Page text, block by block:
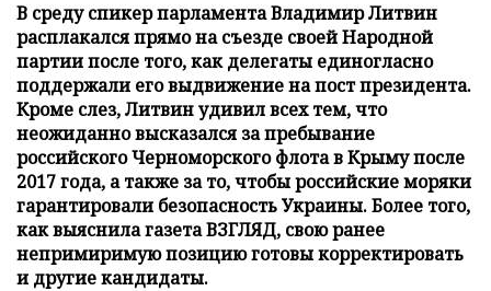
В среду спикер парламента Владимир Литвин
расплакался прямо на съезде своей Народной
партии после того, как делегаты единогласно
поддержали его выдвижение на пост президента.
Кроме слез, Литвин удивил всех тем, что
неожиданно высказался за пребывание
российского Черноморского флота в Крыму после
2017 года, а также за то, чтобы российские моряки
гарантировали безопасность Украины. Более того,
как выяснила газета ВЗГЛЯД, свою ранее
непримиримую позицию готовы корректировать
и другие кандидаты.